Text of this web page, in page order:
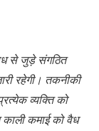
से जुड़े संगठित
रहेगी। तकनीकी
व्यक्ति को
कमाई को वैध